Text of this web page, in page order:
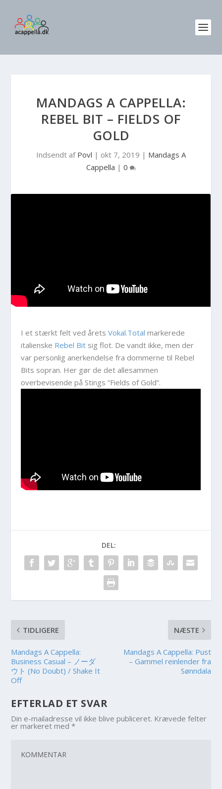
MANDAGS A CAPPELLA:
REBEL BIT – FIELDS OF
GOLD
Indsendt af Povl | okt 7, 2019 | Mandags A
Cappella | 0
I et stærkt felt ved åretsVokal.Total markerede
italienske Rebel Bit sig flot. De vandt ikke, men der
var personlig anerkendelse fra dommerne til Rebel
Bits sopran. Her gør de det allesammen
overbevisende på Stings “Fields of Gold”.
DEL:
TIDLIGERE
Mandags A Cappella:
Business Casual – ノーダ
ウト (No Doubt) / Shake It
Off
NÆSTE
Mandags A Cappella: Pust
– Gammel reinlender fra
Sønndala
EFTERLAD ET SVAR
Din e-mailadresse vil ikke blive publiceret. Krævede felter
er markeret med*